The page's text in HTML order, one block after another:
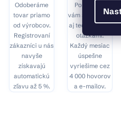
Odoberáme
tovar priamo
od výrobcov.
Registrovaní
zákazníci u nás
navyše
získavajú
automatickú
zľavu až 5 %.
Pomôžeme
vám s výberom
aj technickými
otázkami.
Každý mesiac
úspešne
vyriešime cez
4 000 hovorov
a e-mailov.